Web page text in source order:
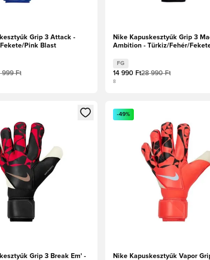
Grip 3 Attack -
Pink Blast
999 Ft
Nike Kapuskesztyűk Grip 3
Ambition - Türkiz/Fehér/
FG
14 990 Ft28 990 Ft
8
regisztrációhoz
modált a bejelentkezéshez vagy a tagként való
Grip 3 Break Em' -
Megnyit egy modált a
-49%
Nike Kapuskesztyűk Vapor